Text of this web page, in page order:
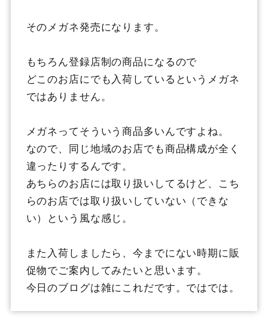
そのメガネ発売になります。
もちろん登録店制の商品になるので
どこのお店にでも入荷しているというメガネ
ではありません。
メガネってそういう商品多いんですよね。
なので、同じ地域のお店でも商品構成が全く
違ったりするんです。
あちらのお店には取り扱いしてるけど、こち
らのお店では取り扱いしていない（できな
い）という風な感じ。
また入荷しましたら、今までにない時期に販
促物でご案内してみたいと思います。
今日のブログは雑にこれだです。ではでは。